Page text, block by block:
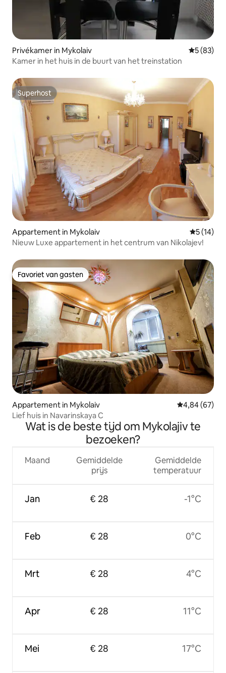
Privékamer in Mykolaiv
5 (83)
Kamer in het huis in de buurt van het treinstation
Superhost
Superhost
Appartement in Mykolaiv
5 (14)
Nieuw Luxe appartement in het centrum van Nikolajev!
Favoriet van gasten
Favoriet van gasten
Appartement in Mykolaiv Gemiddelde
4,84 (67)
Lief huis in Navarinskaya C
Wat is de beste tijd om Mykolajiv te
bezoeken?
Maand
Jan
Feb
Mrt
Apr
Mei
Gemiddelde
prijs
€ 28
€ 28
€ 28
€ 28
€ 28
Gemiddelde
temperatuur
-1°C
0°C
4°C
11°C
17°C